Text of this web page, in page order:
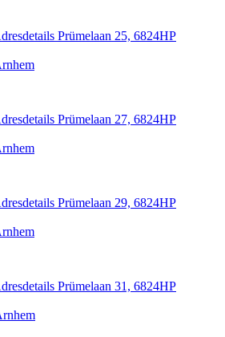
Prümelaan 25, 6824HP
Prümelaan 27, 6824HP
Prümelaan 29, 6824HP
Prümelaan 31, 6824HP